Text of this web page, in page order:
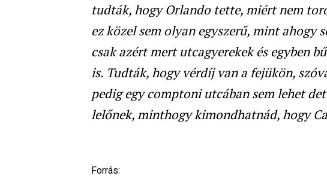
tudták, hogy Orlando tette, miért nem
ez közel sem olyan egyszerű, mint ahogy
csak azért mert utcagyerekek és egyben
is. Tudták, hogy vérdíj van a fejükön,
pedig egy comptoni utcában sem lehet
lelőnek, minthogy kimondhatnád, hogy
Forrás: